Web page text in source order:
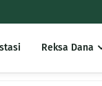
Reksa Dana